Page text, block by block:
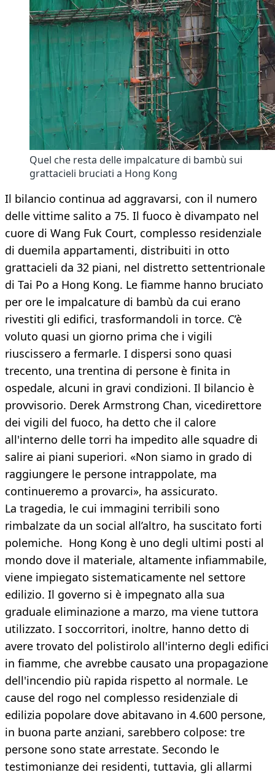
Quel che resta delle impalcature di bambù sui
grattacieli bruciati a Hong Kong
Il bilancio continua ad aggravarsi, con il numero
delle vittime salito a 75. Il fuoco è divampato nel
cuore di Wang Fuk Court, complesso residenziale
di duemila appartamenti, distribuiti in otto
grattacieli da 32 piani, nel distretto settentrionale
di Tai Po a Hong Kong. Le fiamme hanno bruciato
per ore le impalcature di bambù da cui erano
rivestiti gli edifici, trasformandoli in torce. C’è
voluto quasi un giorno prima che i vigili
riuscissero a fermarle. I dispersi sono quasi
trecento, una trentina di persone è finita in
ospedale, alcuni in gravi condizioni. Il bilancio è
provvisorio. Derek Armstrong Chan, vicedirettore
dei vigili del fuoco, ha detto che il calore
all'interno delle torri ha impedito alle squadre di
salire ai piani superiori. «Non siamo in grado di
raggiungere le persone intrappolate, ma
continueremo a provarci», ha assicurato.
La tragedia, le cui immagini terribili sono
rimbalzate da un social all’altro, ha suscitato forti
polemiche. Hong Kong è uno degli ultimi posti al
mondo dove il materiale, altamente infiammabile,
viene impiegato sistematicamente nel settore
edilizio. Il governo si è impegnato alla sua
graduale eliminazione a marzo, ma viene tuttora
utilizzato. I soccorritori, inoltre, hanno detto di
avere trovato del polistirolo all'interno degli edifici
in fiamme, che avrebbe causato una propagazione
dell'incendio più rapida rispetto al normale. Le
cause del rogo nel complesso residenziale di
edilizia popolare dove abitavano in 4.600 persone,
in buona parte anziani, sarebbero colpose: tre
persone sono state arrestate. Secondo le
testimonianze dei residenti, tuttavia, gli allarmi